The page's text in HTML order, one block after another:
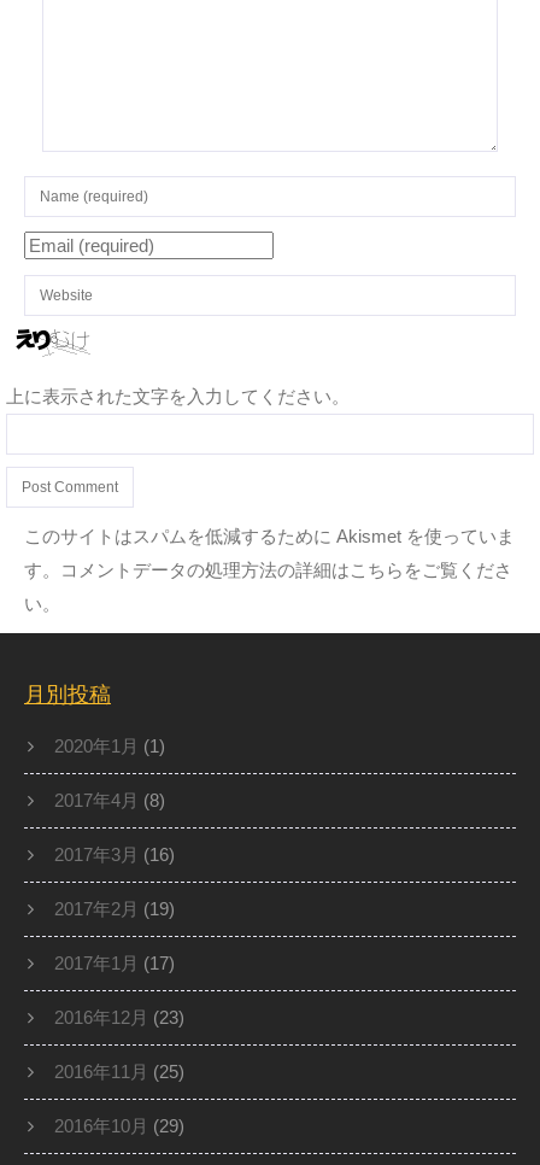
上に表示された文字を入力してください。
このサイトはスパムを低減するために Akismet を使っていま
す。
コメントデータの処理方法の詳細はこちらをご覧くださ
い。
月別投稿
2020年1月 (1)
2017年4月 (8)
2017年3月 (16)
2017年2月 (19)
2017年1月 (17)
2016年12月 (23)
2016年11月 (25)
2016年10月 (29)